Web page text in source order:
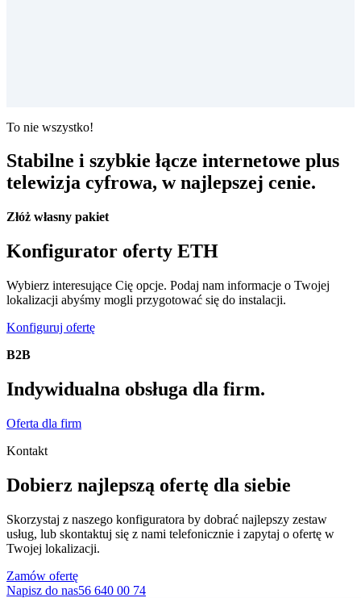
To nie wszystko!
Stabilne i szybkie łącze internetowe plus
telewizja cyfrowa, w najlepszej cenie.
Złóż własny pakiet
Konfigurator oferty ETH
Wybierz interesujące Cię opcje. Podaj nam informacje o Twojej
lokalizacji abyśmy mogli przygotować się do instalacji.
Konfiguruj ofertę
B2B
Indywidualna obsługa dla firm.
Oferta dla firm
Kontakt
Dobierz najlepszą ofertę dla siebie
Skorzystaj z naszego konfiguratora by dobrać najlepszy zestaw
usług, lub skontaktuj się z nami telefonicznie i zapytaj o ofertę w
Twojej lokalizacji.
Zamów ofertę
Napisz do nas56 640 00 74